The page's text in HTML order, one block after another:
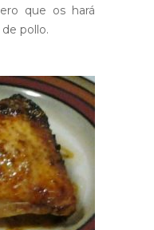
que os hará
pollo.